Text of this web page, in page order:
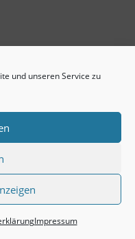
und unseren Service zu
Impressum
Cookie-Richtlinie (EU)
CSS byIDoIT